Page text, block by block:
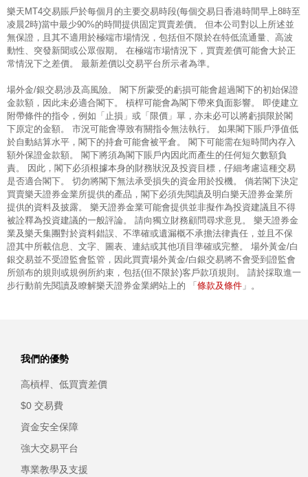
樂天MT4交易賬戶於每個月的主要交易時段(每個交易日香港時間早上8時至
凌晨2時)當中最少90%的時間提供固定買賣差價。 但本公司對以上所述並
無保證，且其不適用於極端市場情況，包括但不限於在特低流通量、高波
動性、突發新聞或公眾假期。 在極端市場情況下，買賣差價可能會大於正
常情況下之差價。 最新差價以交易平台所示者為準。
場外金/銀交易涉及高風險。 閣下所蒙受的虧損可能會超過閣下的初始保證
金款額，因此未必適合閣下。 槓桿可能會為閣下帶來負面影響。 即使建立
附帶條件的指令，例如「止損」或「限價」單，亦未必可以將虧損限於閣
下原定的金額。 市況可能會導致有關指令無法執行。 如果閣下賬戶淨值低
於自動結算水平，閣下的持倉可能會被平倉。 閣下可能需在短時間內存入
額外保證金款額。 閣下將須為閣下賬戶內因此而產生的任何短欠數額負
責。 因此，閣下必須根據本身的財務狀況及投資目標，仔細考慮這種交易
是否適合閣下。 切勿將閣下無法承受損失的資金用於投機。 倘若閣下決定
買賣樂天證券金業所提供的產品，閣下必須先閱讀及明白樂天證券金業所
提供的資料及披露。 樂天證券金業可能會提供並非擬作為投資建議且不得
被詮釋為投資建議的一般評論。 請向獨立財務顧問尋求意見。 樂天證券金
業及樂天集團對於資料錯誤、不準確或遺漏概不承擔法律責任，並且不保
證其中所載信息、文字、圖表、連結或其他項目準確或完整。 場外黃金/白
銀交易並不受證監會監管，因此買賣場外黃金/白銀交易將不會受到證監會
所頒布的規則或規例所約束，包括(但不限於)客戶款項規則。 請於採取進一
步行動前先閱讀及瞭解樂天證券金業網站上的 「條款及條件 」。
我們的優勢
高槓桿、低買賣差價
$0 交易費
資金安全保障
強大交易平台
專業教學及支援